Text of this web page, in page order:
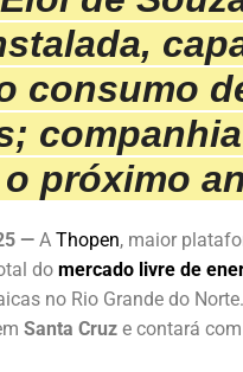
consumo
próximo
— A Thopen, maior
do mercado livre de
no Rio Grande do
Santa Cruz e contará